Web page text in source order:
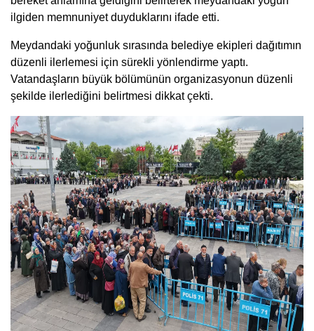
ilgiden memnuniyet duyduklarını ifade etti.
Meydandaki yoğunluk sırasında belediye ekipleri dağıtımın
düzenli ilerlemesi için sürekli yönlendirme yaptı.
Vatandaşların büyük bölümünün organizasyonun düzenli
şekilde ilerlediğini belirtmesi dikkat çekti.